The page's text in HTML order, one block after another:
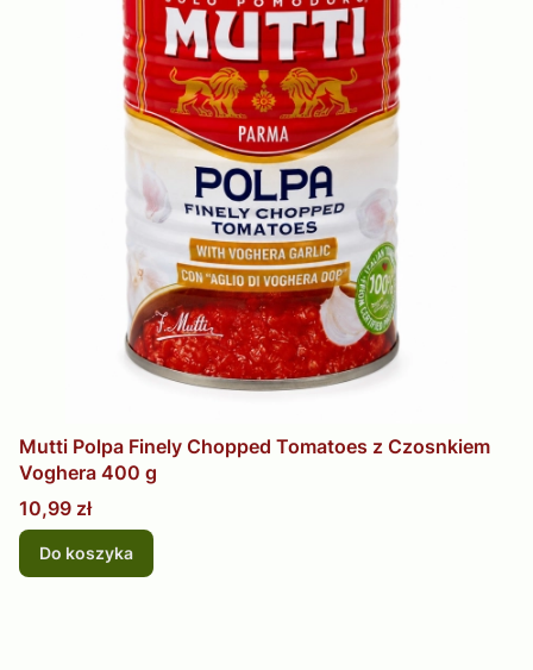
Mutti Polpa Finely Chopped Tomatoes z Czosnkiem
Voghera 400 g
Cena
10,99 zł
Do koszyka